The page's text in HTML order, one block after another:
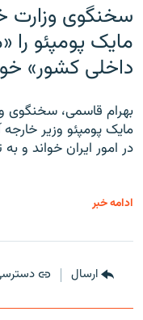
سخنگوی وزارت
مایک پومپئو را
داخلی کشور»
بهرام قاسمی، سخنگوی
مایک پومپئو وزیر
در امور ایران خواند و
ادامه خبر
ارسال